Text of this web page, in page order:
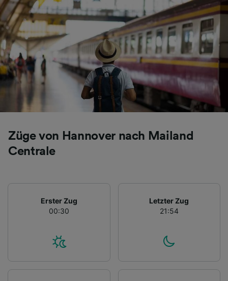
Züge von Hannover nach Mailand
Centrale
Erster Zug
00:30
Letzter Zug
21:54